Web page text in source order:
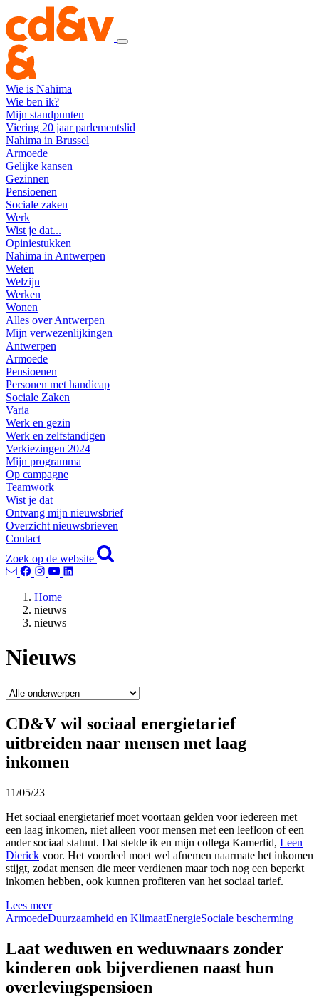
Wie is Nahima
Wie ben ik?
Mijn standpunten
Viering 20 jaar parlementslid
Nahima in Brussel
Armoede
Gelijke kansen
Gezinnen
Pensioenen
Sociale zaken
Werk
Wist je dat...
Opiniestukken
Nahima in Antwerpen
Weten
Welzijn
Werken
Wonen
Alles over Antwerpen
Mijn verwezenlijkingen
Antwerpen
Armoede
Pensioenen
Personen met handicap
Sociale Zaken
Varia
Werk en gezin
Werk en zelfstandigen
Verkiezingen 2024
Mijn programma
Op campagne
Teamwork
Wist je dat
Ontvang mijn nieuwsbrief
Overzicht nieuwsbrieven
Contact
Zoek op de website
Home
nieuws
nieuws
Nieuws
CD&V wil sociaal energietarief
uitbreiden naar mensen met laag
inkomen
11/05/23
Het sociaal energietarief moet voortaan gelden voor iedereen met
een laag inkomen, niet alleen voor mensen met een leefloon of een
ander sociaal statuut. Dat stelde ik en mijn collega Kamerlid, Leen
Dierick voor. Het voordeel moet wel afnemen naarmate het inkomen
stijgt, zodat mensen die meer verdienen maar toch nog een beperkt
inkomen hebben, ook kunnen profiteren van het sociaal tarief.
Lees meer
ArmoedeDuurzaamheid en KlimaatEnergieSociale bescherming
Laat weduwen en weduwnaars zonder
kinderen ook bijverdienen naast hun
overlevingspensioen